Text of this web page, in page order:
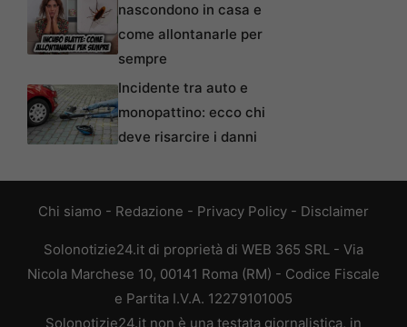
nascondono in casa e
come allontanarle per
sempre
Incidente tra auto e
monopattino: ecco chi
deve risarcire i danni
Chi siamo - Redazione - Privacy Policy - Disclaimer
Solonotizie24.it di proprietà di WEB 365 SRL - Via
Nicola Marchese 10, 00141 Roma (RM) - Codice Fiscale
e Partita I.V.A. 12279101005
Solonotizie24.it non è una testata giornalistica, in